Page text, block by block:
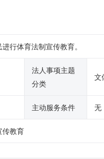
行体育法制宣传教育。
法人事项主题
分类
文
主动服务条件 无
传教育